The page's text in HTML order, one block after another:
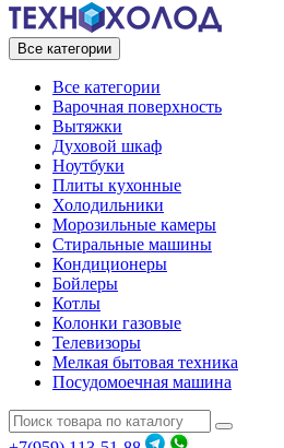
Все категории
Все категории
Варочная поверхность
Вытяжки
Духовой шкаф
Ноутбуки
Плиты кухонные
Холодильники
Морозильные камеры
Стиральные машины
Кондиционеры
Бойлеры
Котлы
Колонки газовые
Телевизоры
Мелкая бытовая техника
Посудомоечная машина